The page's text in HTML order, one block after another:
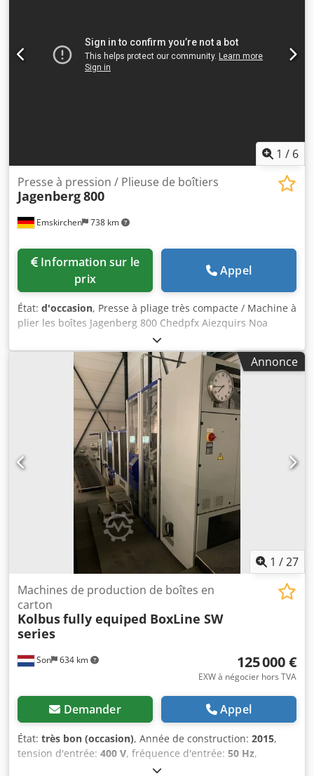
1 / 6
Emskirchen 738 km
Presse à pression / Plieuse de boîtiers
Jagenberg800
prix
Appel
État: d'occasion, Presse à pliage très compacte / Machine à
plier les boîtes Jagenberg 800 Chedpfx Aiezquirs Noa
Presse à pliage / Machine à plier les boîtes Jagenberg 800
Numéro de série : 1032029 Largeur de travail maximale :
800 mm Réglage de vitesse en continu Réglage de la
hauteur des rouleaux Inspection vidéo en ligne par
WhatsApp, MS Zoom ou Telegram En stock à
Emskirchen/Nuremberg – Disponible immédiatement –
Peut être testée
Annonce
1 /27
Son 634 km
Machines de production de boîtes en
carton
Kolbusfully equiped BoxLine SW
series
125 000 €
EXW à négocier hors TVA
Demander Appel
État: très bon (occasion), Année de construction: 2015,
tension d'entrée: 400 V, fréquence d'entrée: 50 Hz,
barrière immatérielle de sécurité,